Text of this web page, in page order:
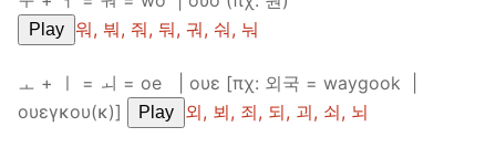
Play 워, 붜, 줘, 둬, 궈, 숴, 눠
ㅗ + ㅣ = ㅚ = oe | ουε [πχ: 외국 = waygook |
ουεγκου(κ)]
Play 외, 뵈, 죄, 되, 괴, 쇠, 뇌